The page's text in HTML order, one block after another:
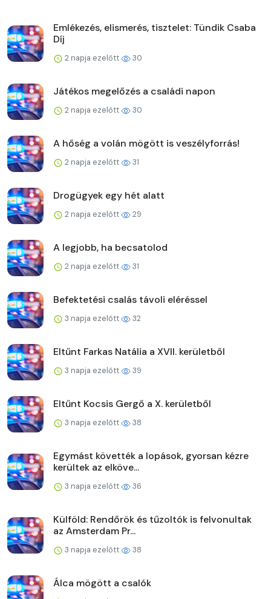
Emlékezés, elismerés, tisztelet: Tündik Csaba
Díj
2 napja ezelőtt 30
Játékos megelőzés a családi napon
2 napja ezelőtt 30
A hőség a volán mögött is veszélyforrás!
2 napja ezelőtt 31
Drogügyek egy hét alatt
2 napja ezelőtt 29
A legjobb, ha becsatolod
2 napja ezelőtt 31
Befektetési csalás távoli eléréssel
3 napja ezelőtt 32
Eltűnt Farkas Natália a XVII. kerületből
3 napja ezelőtt 39
Eltűnt Kocsis Gergő a X. kerületből
3 napja ezelőtt 38
Egymást követték a lopások, gyorsan kézre
kerültek az elköve...
3 napja ezelőtt 36
Külföld: Rendőrök és tűzoltók is felvonultak
az Amsterdam Pr...
3 napja ezelőtt 38
Álca mögött a csalók